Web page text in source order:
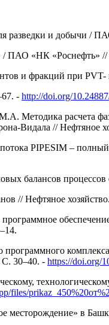
разведки и добычи /
«НК «Роснефть» //
и фракций при
- http://doi.org/
Методика расчета
Видала // Нефтяное
PIPESIM –
балансов
// Нефтяное
программного
С. 30–40. - https://doi.org/
files/
месторождение» в